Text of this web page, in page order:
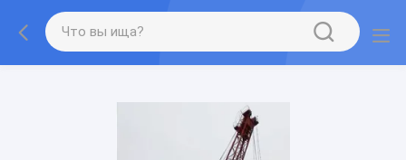
gtag('config', 'G-QWE9HWC3PF', {cookie_flags:
"SameSite=None;Secure"});